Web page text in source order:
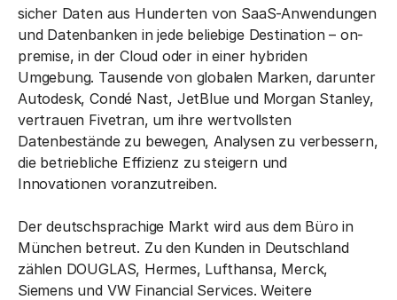
sicher Daten aus Hunderten von SaaS-Anwendungen
und Datenbanken in jede beliebige Destination – on-
premise, in der Cloud oder in einer hybriden
Umgebung. Tausende von globalen Marken, darunter
Autodesk, Condé Nast, JetBlue und Morgan Stanley,
vertrauen Fivetran, um ihre wertvollsten
Datenbestände zu bewegen, Analysen zu verbessern,
die betriebliche Effizienz zu steigern und
Innovationen voranzutreiben.
Der deutschsprachige Markt wird aus dem Büro in
München betreut. Zu den Kunden in Deutschland
zählen DOUGLAS, Hermes, Lufthansa, Merck,
Siemens und VW Financial Services. Weitere